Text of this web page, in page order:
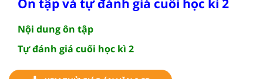
Ôn tập và tự đánh giá cuối học kì 2
Nội dung ôn tập
Tự đánh giá cuối học kì 2